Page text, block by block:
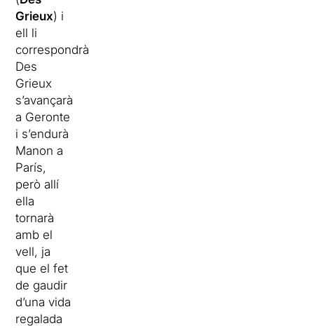
Grieux) i
ell li
correspondrà.
Des
Grieux
s’avançarà
a Geronte
i s’endurà
Manon a
París,
però allí
ella
tornarà
amb el
vell, ja
que el fet
de gaudir
d’una vida
regalada